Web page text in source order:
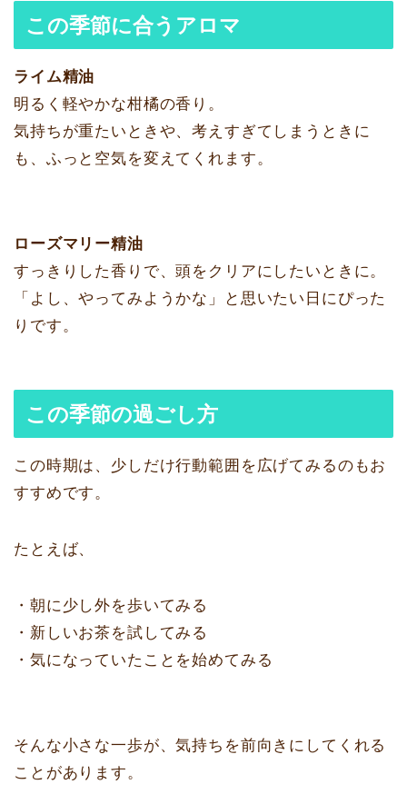
この季節に合うアロマ
ライム精油
明るく軽やかな柑橘の香り。
気持ちが重たいときや、考えすぎてしまうときに
も、ふっと空気を変えてくれます。
ローズマリー精油
すっきりした香りで、頭をクリアにしたいときに。
「よし、やってみようかな」と思いたい日にぴった
りです。
この季節の過ごし方
この時期は、少しだけ行動範囲を広げてみるのもお
すすめです。
たとえば、
・朝に少し外を歩いてみる
・新しいお茶を試してみる
・気になっていたことを始めてみる
そんな小さな一歩が、気持ちを前向きにしてくれる
ことがあります。